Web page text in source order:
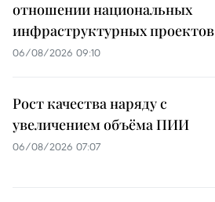
отношении национальных
инфраструктурных проектов
06/08/2026 09:10
Рост качества наряду с
увеличением объёма ПИИ
06/08/2026 07:07